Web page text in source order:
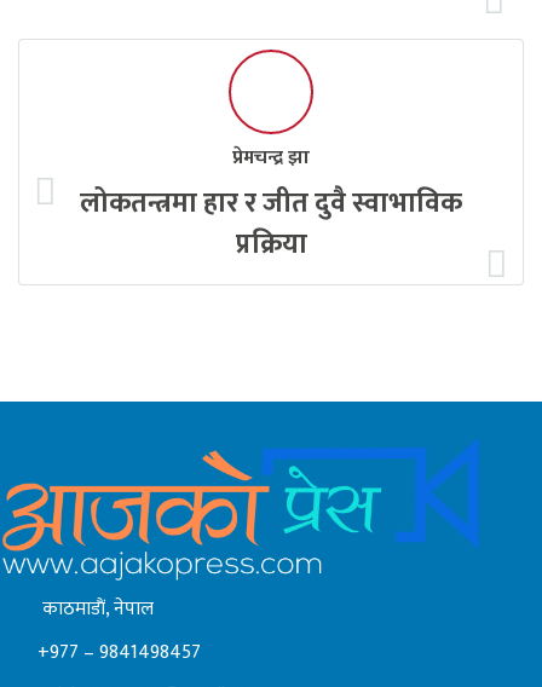
प्रेमचन्द्र झा
लोकतन्त्रमा हार र जीत दुवै स्वाभाविक
प्रक्रिया
काठमाडाैं, नेपाल
+977 – 9841498457